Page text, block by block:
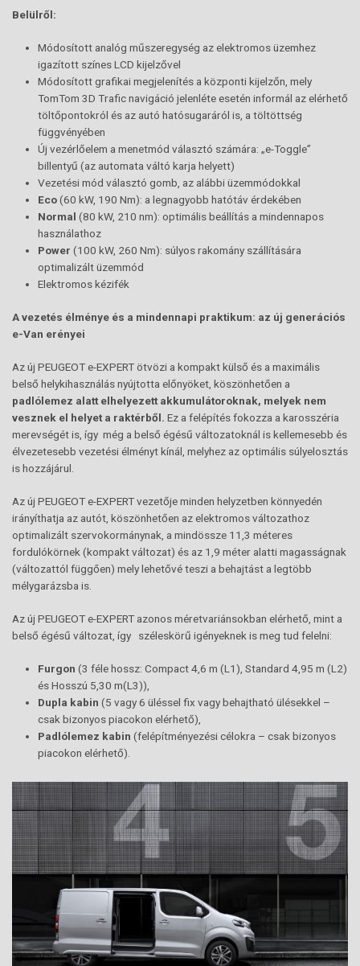
Belülről:
Módosított analóg műszeregység az elektromos üzemhez
igazított színes LCD kijelzővel
Módosított grafikai megjelenítés a központi kijelzőn, mely
TomTom 3D Trafic navigáció jelenléte esetén informál az elérhető
töltőpontokról és az autó hatósugaráról is, a töltöttség
függvényében
Új vezérlőelem a menetmód választó számára: „e-Toggle”
billentyű (az automata váltó karja helyett)
Vezetési mód választó gomb, az alábbi üzemmódokkal
Eco(60 kW, 190 Nm): a legnagyobb hatótáv érdekében
Normal (80 kW, 210 nm): optimális beállítás a mindennapos
használathoz
Power (100 kW, 260 Nm): súlyos rakomány szállítására
optimalizált üzemmód
Elektromos kézifék
A vezetés élménye és a mindennapi praktikum: az új generációs
e-Van erényei
Az új PEUGEOT e-EXPERT ötvözi a kompakt külső és a maximális
belső helykihasználás nyújtotta előnyöket, köszönhetően a
padlólemez alatt elhelyezett akkumulátoroknak, melyek nem
vesznek el helyet a raktérből. Ez a felépítés fokozza a karosszéria
merevségét is, így még a belső égésű változatoknál is kellemesebb és
élvezetesebb vezetési élményt kínál, melyhez az optimális súlyelosztás
is hozzájárul.
Az új PEUGEOT e-EXPERT vezetője minden helyzetben könnyedén
irányíthatja az autót, köszönhetően az elektromos változathoz
optimalizált szervokormánynak, a mindössze 11,3 méteres
fordulókörnek (kompakt változat) és az 1,9 méter alatti magasságnak
(változattól függően) mely lehetővé teszi a behajtást a legtöbb
mélygarázsba is.
Az új PEUGEOT e-EXPERT azonos méretvariánsokban elérhető, mint a
belső égésű változat, így széleskörű igényeknek is meg tud felelni:
Furgon (3 féle hossz: Compact 4,6 m (L1), Standard 4,95 m (L2)
és Hosszú 5,30 m(L3)),
Dupla kabin (5 vagy 6 üléssel fix vagy behajtható ülésekkel –
csak bizonyos piacokon elérhető),
Padlólemez kabin (felépítményezési célokra – csak bizonyos
piacokon elérhető).